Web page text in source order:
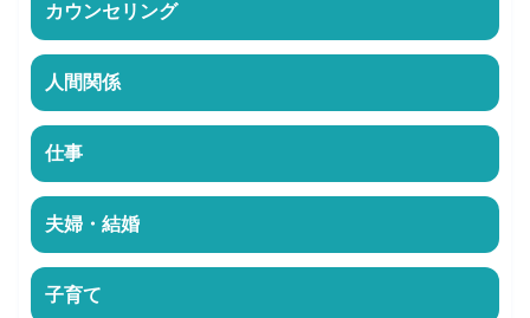
カウンセリング
人間関係
仕事
夫婦・結婚
子育て